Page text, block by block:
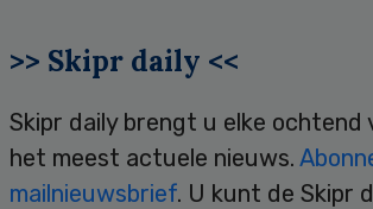
>> Skipr daily <<
Skipr daily brengt u elke
het meest actuele nieuws.
mailnieuwsbrief. U kunt de Skipr